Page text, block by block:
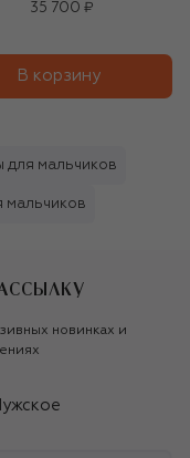
35 700 ₽
В корзину
для мальчиков
мальчиков
новинках и